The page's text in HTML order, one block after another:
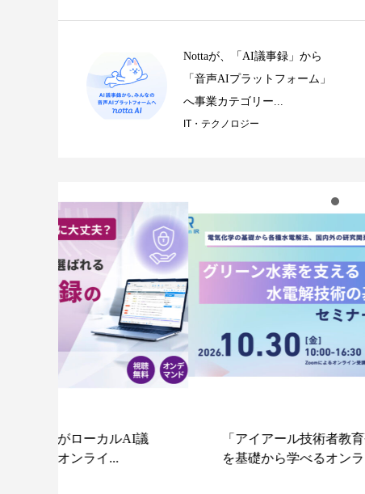
Nottaが、「AI議事録」から
「音声AIプラットフォーム」
へ事業カテゴリー...
IT・テクノロジー
「アイアール技術者教育研究所」水電解
を基礎から学べるオンラインセミナ...